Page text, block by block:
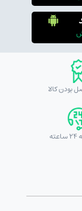
بودن کالا